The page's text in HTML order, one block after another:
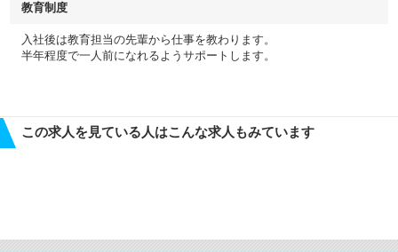
教育制度
入社後は教育担当の先輩から仕事を教わります。
半年程度で一人前になれるようサポートします。
この求人を見ている人はこんな求人もみています